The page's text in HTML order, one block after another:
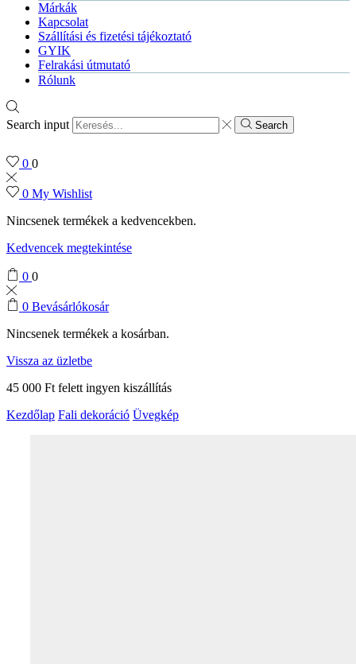
Márkák
Kapcsolat
Szállítási és fizetési tájékoztató
GYIK
Felrakási útmutató
Rólunk
Search input Search
0 0
0 My Wishlist
Nincsenek termékek a kedvencekben.
Kedvencek megtekintése
0 0
0 Bevásárlókosár
Nincsenek termékek a kosárban.
Vissza az üzletbe
45 000 Ft felett ingyen kiszállítás
Kezdőlap Fali dekoráció Üvegkép